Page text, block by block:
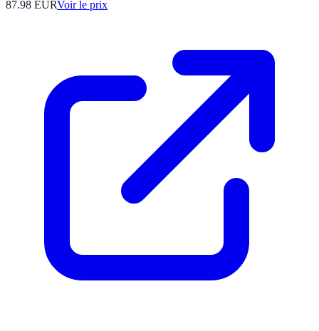
87.98 EURVoir le prix